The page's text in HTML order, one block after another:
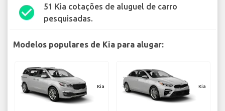
check_circle
51 Kia cotações de aluguel de carro
pesquisadas.
Modelos populares de Kia para alugar:
Kia Kia